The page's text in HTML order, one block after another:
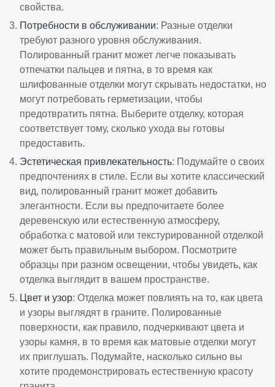
свойства.
Потребности в обслуживании: Разные отделки
требуют разного уровня обслуживания.
Полированный гранит может легче показывать
отпечатки пальцев и пятна, в то время как
шлифованные отделки могут скрывать недостатки, но
могут потребовать герметизации, чтобы
предотвратить пятна. Выберите отделку, которая
соответствует тому, сколько ухода вы готовы
предоставить.
Эстетическая привлекательность: Подумайте о своих
предпочтениях в стиле. Если вы хотите классический
вид, полированный гранит может добавить
элегантности. Если вы предпочитаете более
деревенскую или естественную атмосферу,
обработка с матовой или текстурированной отделкой
может быть правильным выбором. Посмотрите
образцы при разном освещении, чтобы увидеть, как
отделка выглядит в вашем пространстве.
Цвет и узор: Отделка может повлиять на то, как цвета
и узоры выглядят в граните. Полированные
поверхности, как правило, подчеркивают цвета и
узоры камня, в то время как матовые отделки могут
их приглушать. Подумайте, насколько сильно вы
хотите продемонстрировать естественную красоту